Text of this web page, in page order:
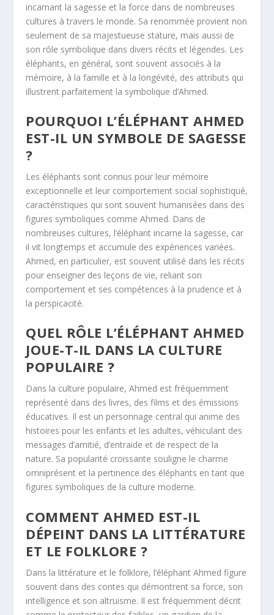
incarnant la sagesse et la force dans de nombreuses
cultures à travers le monde. Sa renommée provient non
seulement de sa majestueuse stature, mais aussi de
son rôle symbolique dans divers récits et légendes. Les
éléphants, en général, sont souvent associés à la
mémoire, à la famille et à la longévité, des attributs qui
illustrent parfaitement la symbolique d’Ahmed.
POURQUOI L’ÉLÉPHANT AHMED
EST-IL UN SYMBOLE DE SAGESSE
?
Les éléphants sont connus pour leur mémoire
exceptionnelle et leur comportement social sophistiqué,
caractéristiques qui sont souvent humanisées dans des
figures symboliques comme Ahmed. Dans de
nombreuses cultures, l’éléphant incarne la sagesse, car
il vit longtemps et accumule des expériences variées.
Ahmed, en particulier, est souvent utilisé dans les récits
pour enseigner des leçons de vie, reliant son
comportement et ses compétences à la prudence et à
la perspicacité.
QUEL RÔLE L’ÉLÉPHANT AHMED
JOUE-T-IL DANS LA CULTURE
POPULAIRE ?
Dans la culture populaire, Ahmed est fréquemment
représenté dans des livres, des films et des émissions
éducatives. Il est un personnage central qui anime des
histoires pour les enfants et les adultes, véhiculant des
messages d’amitié, d’entraide et de respect de la
nature. Sa popularité croissante souligne le charme
omniprésent et la pertinence des éléphants en tant que
figures symboliques de la culture moderne.
COMMENT AHMED EST-IL
DÉPEINT DANS LA LITTÉRATURE
ET LE FOLKLORE ?
Dans la littérature et le folklore, l’éléphant Ahmed figure
souvent dans des contes qui démontrent sa force, son
intelligence et son altruisme. Il est fréquemment décrit